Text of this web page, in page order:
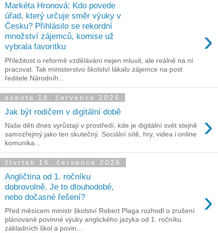
Markéta Hronová: Kdo povede
úřad, který určuje směr výuky v
Česku? Přihlásilo se rekordní
množství zájemců, komise už
vybrala favoritku
›
Příležitost o reformě vzdělávání nejen mluvit, ale reálně na ní
pracovat. Tak ministerstvo školství lákalo zájemce na post
ředitele Národníh...
sobota 18. července 2026
Jak být rodičem v digitální době ›
Naše děti dnes vyrůstají v prostředí, kde je digitální svět stejně
samozřejmý jako ten skutečný. Sociální sítě, hry, videa i online
komunika...
čtvrtek 16. července 2026
Angličtina od 1. ročníku
dobrovolně. Je to dlouhodobé,
nebo dočasné řešení?
›
Před měsícem ministr školství Robert Plaga rozhodl o zrušení
plánované povinné výuky anglického jazyka od 1. ročníku
základních škol a povin...